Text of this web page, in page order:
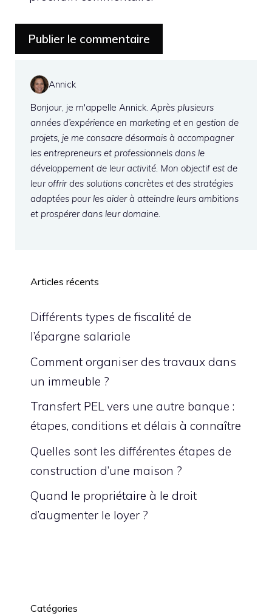
Annick
Bonjour, je m'appelle Annick. Après plusieurs
années d’expérience en marketing et en gestion de
projets, je me consacre désormais à accompagner
les entrepreneurs et professionnels dans le
développement de leur activité. Mon objectif est de
leur offrir des solutions concrètes et des stratégies
adaptées pour les aider à atteindre leurs ambitions
et prospérer dans leur domaine.
Articles récents
Différents types de fiscalité de
l’épargne salariale
Comment organiser des travaux dans
un immeuble ?
Transfert PEL vers une autre banque :
étapes, conditions et délais à connaître
Quelles sont les différentes étapes de
construction d’une maison ?
Quand le propriétaire à le droit
d’augmenter le loyer ?
Catégories